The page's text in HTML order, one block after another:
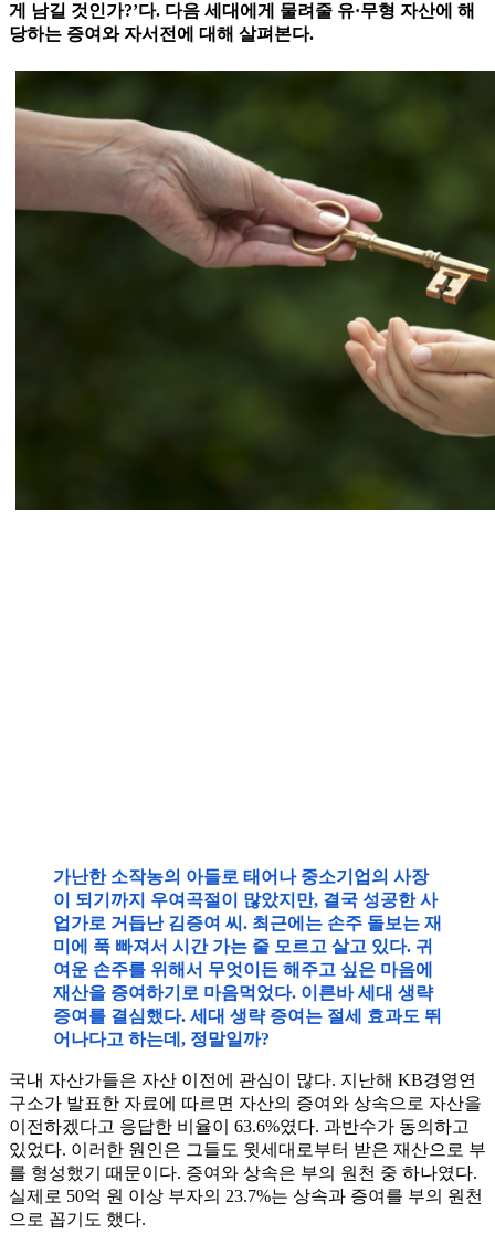
게 남길 것인가?’다. 다음 세대에게 물려줄 유·무형 자산에 해
당하는 증여와 자서전에 대해 살펴본다.
가난한 소작농의 아들로 태어나 중소기업의 사장
이 되기까지 우여곡절이 많았지만, 결국 성공한 사
업가로 거듭난 김증여 씨. 최근에는 손주 돌보는 재
미에 푹 빠져서 시간 가는 줄 모르고 살고 있다. 귀
여운 손주를 위해서 무엇이든 해주고 싶은 마음에
재산을 증여하기로 마음먹었다. 이른바 세대 생략
증여를 결심했다. 세대 생략 증여는 절세 효과도 뛰
어나다고 하는데, 정말일까?
국내 자산가들은 자산 이전에 관심이 많다. 지난해 KB경영연
구소가 발표한 자료에 따르면 자산의 증여와 상속으로 자산을
이전하겠다고 응답한 비율이 63.6%였다. 과반수가 동의하고
있었다. 이러한 원인은 그들도 윗세대로부터 받은 재산으로 부
를 형성했기 때문이다. 증여와 상속은 부의 원천 중 하나였다.
실제로 50억 원 이상 부자의 23.7%는 상속과 증여를 부의 원천
으로 꼽기도 했다.